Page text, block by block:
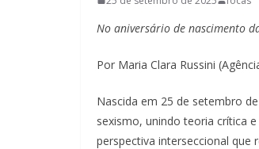
No aniversário de nascimento
Por Maria Clara Russini
Nascida em 25 de setembro
sexismo, unindo teoria crítica
perspectiva interseccional